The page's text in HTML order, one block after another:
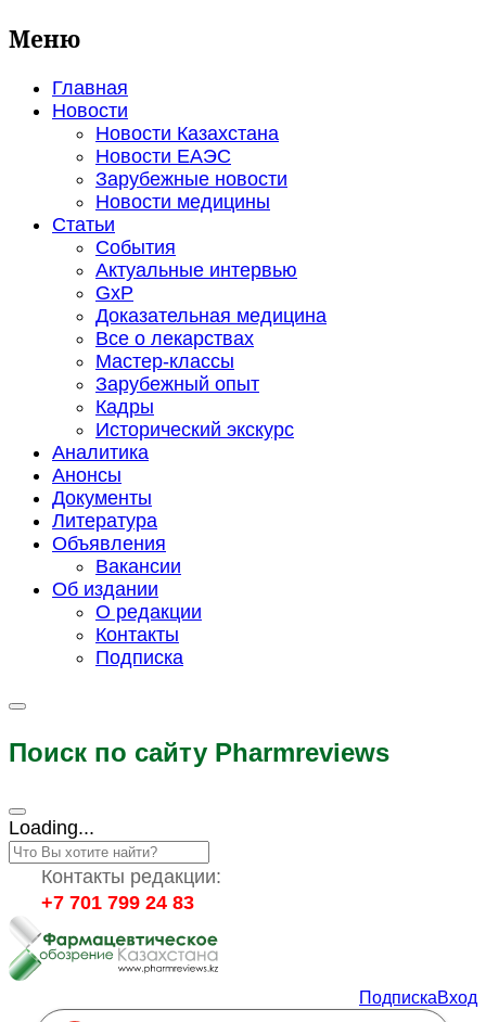
Меню
Главная
Новости
Новости Казахстана
Новости ЕАЭС
Зарубежные новости
Новости медицины
Статьи
События
Актуальные интервью
GxP
Доказательная медицина
Все о лекарствах
Мастер-классы
Зарубежный опыт
Кадры
Исторический экскурс
Аналитика
Анонсы
Документы
Литература
Объявления
Вакансии
Об издании
О редакции
Контакты
Подписка
Поиск по сайту Pharmreviews
Loading...
Контакты редакции:
+7 701 799 24 83
ПодпискаВход